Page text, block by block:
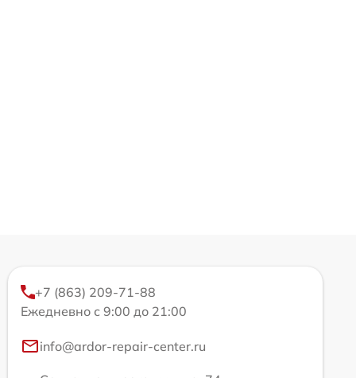
+7 (863) 209-71-88
Ежедневно с 9:00 до 21:00
info@ardor-repair-center.ru